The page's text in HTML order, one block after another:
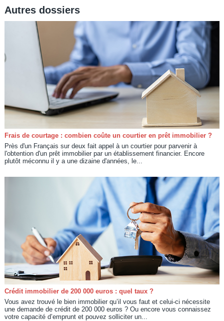
Autres dossiers
Frais de courtage : combien coûte un courtier en prêt immobilier ?
Près d'un Français sur deux fait appel à un courtier pour parvenir à
l'obtention d'un prêt immobilier par un établissement financier. Encore
plutôt méconnu il y a une dizaine d'années, le...
Crédit immobilier de 200 000 euros : quel taux ?
Vous avez trouvé le bien immobilier qu’il vous faut et celui-ci nécessite
une demande de crédit de 200 000 euros ? Ou encore vous connaissez
votre capacité d’emprunt et pouvez solliciter un...